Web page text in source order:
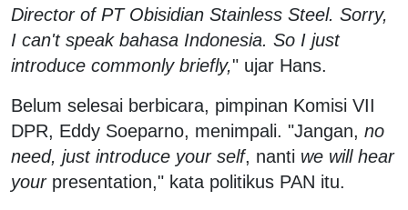
Director of PT Obisidian Stainless Steel. Sorry,
I can't speak bahasa Indonesia. So I just
introduce commonly briefly," ujar Hans.
Belum selesai berbicara, pimpinan Komisi VII
DPR, Eddy Soeparno, menimpali. "Jangan, no
need, just introduce your self, nanti we will hear
yourpresentation," kata politikus PAN itu.